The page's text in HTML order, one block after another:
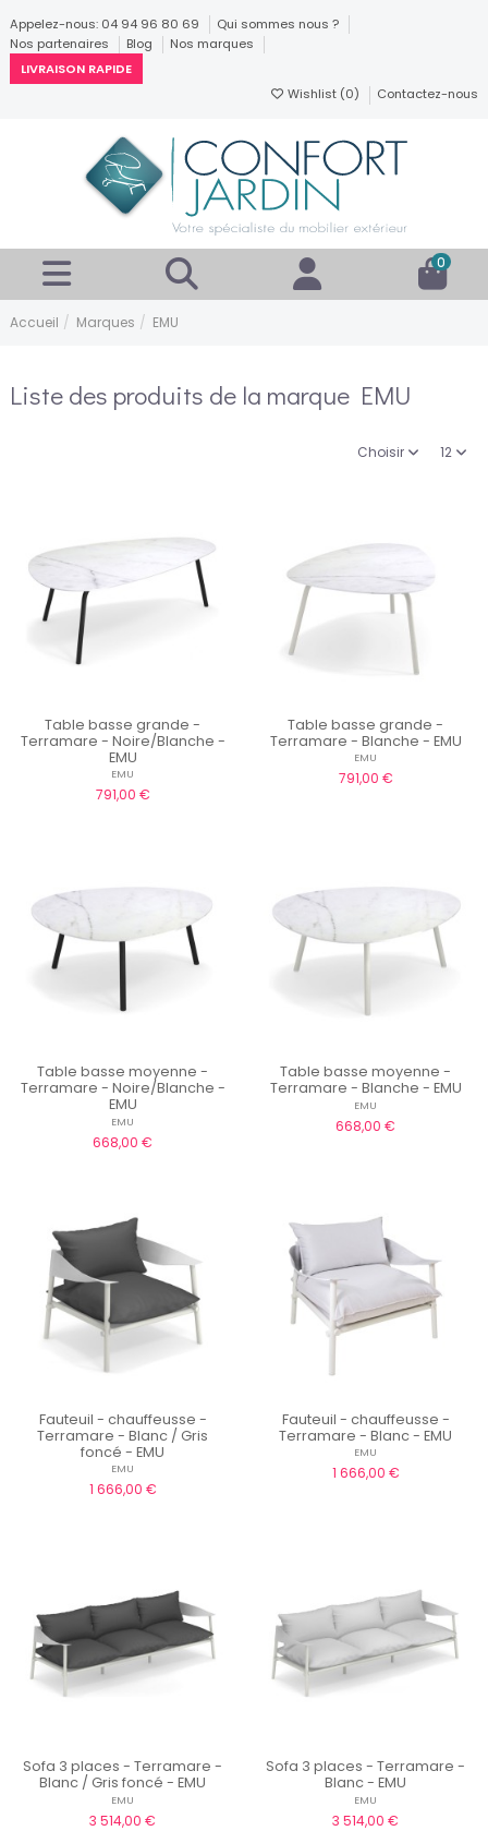
Appelez-nous: 04 94 96 80 69
Qui sommes nous ?
Nos partenaires
Blog
Nos marques
LIVRAISON RAPIDE
Wishlist (0) Contactez-nous
0
Accueil Marques EMU
Liste des produits de la marque EMU
Choisir 12
Table basse grande -
Terramare - Noire/Blanche -
EMU
EMU
791,00 €
Table basse grande -
Terramare - Blanche - EMU
EMU
791,00 €
Table basse moyenne -
Terramare - Noire/Blanche -
EMU
EMU
668,00 €
Table basse moyenne -
Terramare - Blanche - EMU
EMU
668,00 €
Fauteuil - chauffeusse -
Terramare - Blanc / Gris
foncé - EMU
EMU
1 666,00 €
Fauteuil - chauffeusse -
Terramare - Blanc - EMU
EMU
1 666,00 €
Sofa 3 places - Terramare -
Blanc / Gris foncé - EMU
EMU
3 514,00 €
Sofa 3 places - Terramare -
Blanc - EMU
EMU
3 514,00 €